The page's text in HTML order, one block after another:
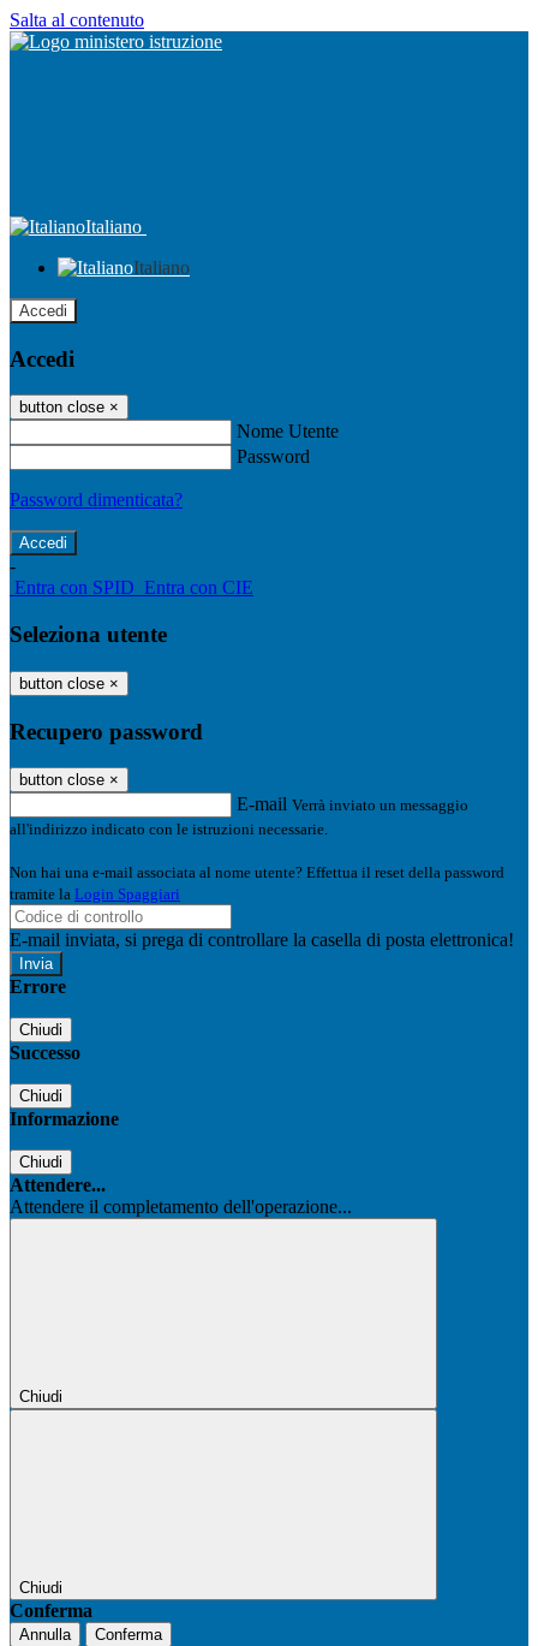
Salta al contenuto
Italiano
Italiano
Accedi
Accedi
button close ×
Nome Utente
Password
Password dimenticata?
-
Entra con SPID Entra con CIE
Seleziona utente
button close ×
Recupero password
button close ×
E-mail Verrà inviato un messaggio
all'indirizzo indicato con le istruzioni necessarie.
Non hai una e-mail associata al nome utente? Effettua il reset della password
tramite la Login Spaggiari
E-mail inviata, si prega di controllare la casella di posta elettronica!
Errore
Chiudi
Successo
Chiudi
Informazione
Chiudi
Attendere...
Attendere il completamento dell'operazione...
Chiudi
Chiudi
Conferma
Annulla Conferma